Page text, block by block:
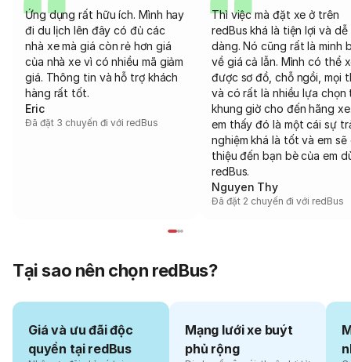
Ứng dụng rất hữu ích. Mình hay
đi du lịch lên đây có đủ các
nhà xe mà giá còn rẻ hơn giá
của nhà xe vì có nhiều mã giảm
giá. Thông tin và hỗ trợ khách
hàng rất tốt.
Eric
Đã đặt 3 chuyến đi với redBus
Thì việc mà đặt xe ở trên
redBus khá là tiện lợi và dễ
dàng. Nó cũng rất là minh
về giá cả lẫn. Mình có thể
được sơ đồ, chỗ ngồi, mọi
và có rất là nhiều lựa chọn
khung giờ cho đến hãng
em thấy đó là một cái sự
nghiệm khá là tốt và em sẽ
thiệu đến bạn bè của em
redBus.
Nguyen Thy
Đã đặt 2 chuyến đi với redBus
Tại sao nên chọn redBus?
Giá và ưu đãi độc
quyền tại redBus
Mạng lưới xe buýt
phủ rộng